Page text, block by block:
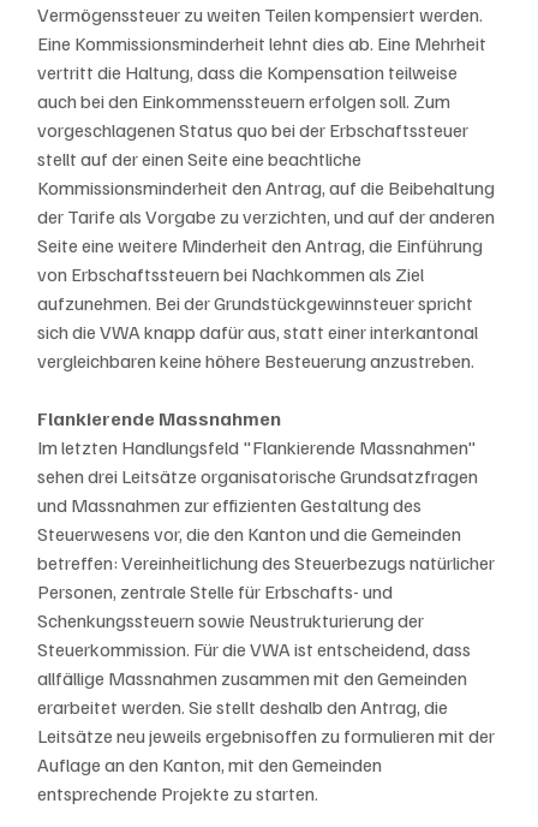
Vermögenssteuer zu weiten Teilen kompensiert werden.
Eine Kommissionsminderheit lehnt dies ab. Eine Mehrheit
vertritt die Haltung, dass die Kompensation teilweise
auch bei den Einkommenssteuern erfolgen soll. Zum
vorgeschlagenen Status quo bei der Erbschaftssteuer
stellt auf der einen Seite eine beachtliche
Kommissionsminderheit den Antrag, auf die Beibehaltung
der Tarife als Vorgabe zu verzichten, und auf der anderen
Seite eine weitere Minderheit den Antrag, die Einführung
von Erbschaftssteuern bei Nachkommen als Ziel
aufzunehmen. Bei der Grundstückgewinnsteuer spricht
sich die VWA knapp dafür aus, statt einer interkantonal
vergleichbaren keine höhere Besteuerung anzustreben.
Flankierende Massnahmen
Im letzten Handlungsfeld "Flankierende Massnahmen"
sehen drei Leitsätze organisatorische Grundsatzfragen
und Massnahmen zur effizienten Gestaltung des
Steuerwesens vor, die den Kanton und die Gemeinden
betreffen: Vereinheitlichung des Steuerbezugs natürlicher
Personen, zentrale Stelle für Erbschafts- und
Schenkungssteuern sowie Neustrukturierung der
Steuerkommission. Für die VWA ist entscheidend, dass
allfällige Massnahmen zusammen mit den Gemeinden
erarbeitet werden. Sie stellt deshalb den Antrag, die
Leitsätze neu jeweils ergebnisoffen zu formulieren mit der
Auflage an den Kanton, mit den Gemeinden
entsprechende Projekte zu starten.